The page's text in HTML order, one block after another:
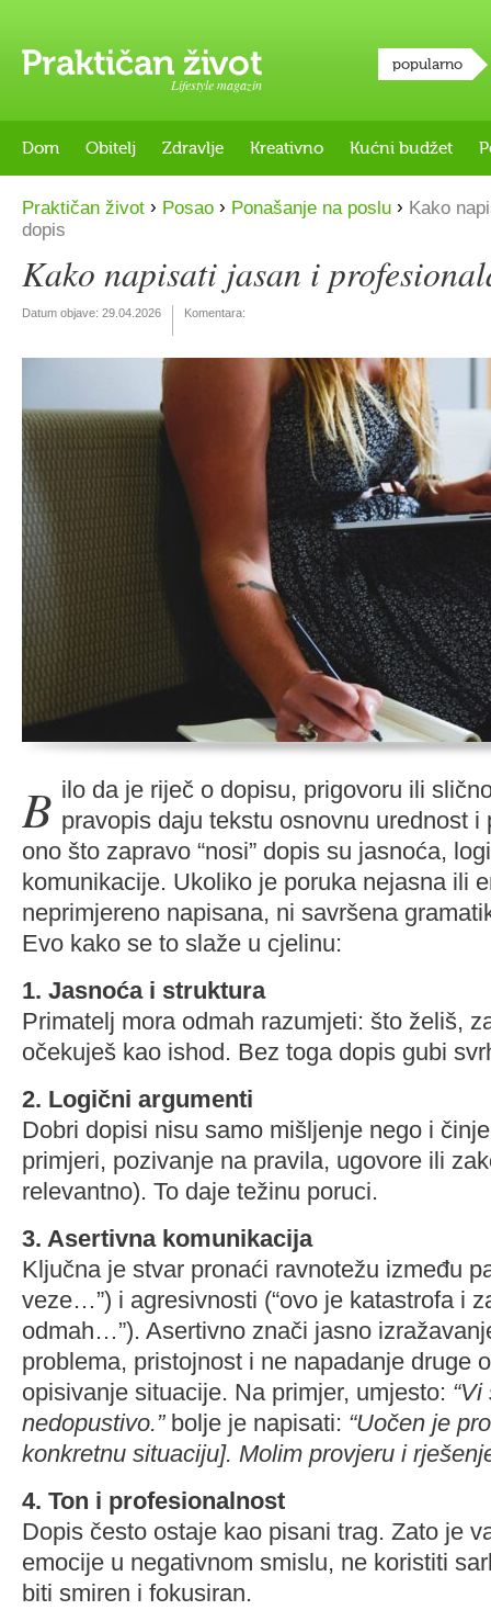
Lifestyle magazin
popularno
Dom Obitelj Zdravlje Kreativno Kućni budžet
Praktičan život › Posao › Ponašanje na poslu › Kako
dopis
Kako napisati jasan i
Datum objave: 29.04.2026 Komentara:
Bilo da je riječ o dopisu, prigovoru ili sličnom gramatika i pravopis daju tekstu osnovnu urednost i
ono što zapravo “nosi” dopis su jasnoća,
komunikacije. Ukoliko je poruka nejasna ili
neprimjereno napisana, ni savršena
Evo kako se to slaže u cjelinu:
1. Jasnoća i struktura
Primatelj mora odmah razumjeti: što želiš,
očekuješ kao ishod. Bez toga dopis gubi
2. Logični argumenti
Dobri dopisi nisu samo mišljenje nego i
primjeri, pozivanje na pravila, ugovore ili
relevantno). To daje težinu poruci.
3. Asertivna komunikacija
Ključna je stvar pronaći ravnotežu između
veze…”) i agresivnosti (“ovo je katastrofa i
odmah…”). Asertivno znači jasno
problema, pristojnost i ne napadanje druge
opisivanje situacije. Na primjer, umjesto:
nedopustivo.”bolje je napisati: “Uočen je
konkretnu situaciju]. Molim provjeru i
4. Ton i profesionalnost
Dopis često ostaje kao pisani trag. Zato je
emocije u negativnom smislu, ne koristiti
biti smiren i fokusiran.